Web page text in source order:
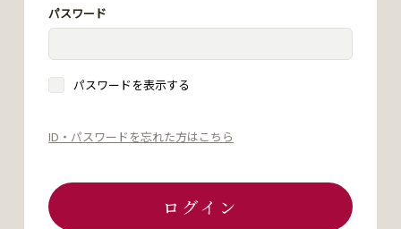
パスワード
パスワードを表示する
ID・パスワードを忘れた方はこちら
ログイン